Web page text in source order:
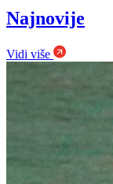
Najnovije
Vidi više